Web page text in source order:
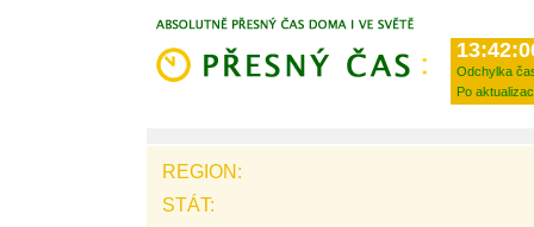
Odchylka
Po
REGION:
STÁT: